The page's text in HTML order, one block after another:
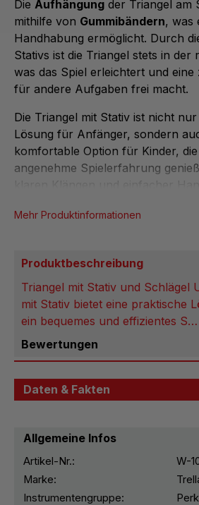
Die Aufhängung der Triangel am
mithilfe von Gummibändern, was
Handhabung ermöglicht. Durch
Stativs ist die Triangel stets in der
was das Spiel erleichtert und eine
für andere Aufgaben frei macht.
Die Triangel mit Stativ ist nicht
Lösung für Anfänger, sondern
komfortable Option für Kinder,
angenehme Spielerfahrung
Mehr Produktinformationen
Produktbeschreibung
Triangel mit Stativ und Schlägel
mit Stativ bietet eine praktische
ein bequemes und effizientes S…
Bewertungen
Daten & Fakten
Allgemeine Infos
Artikel-Nr.:
W-
Marke:
Instrumentengruppe: